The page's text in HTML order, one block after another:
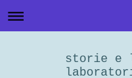
storie e